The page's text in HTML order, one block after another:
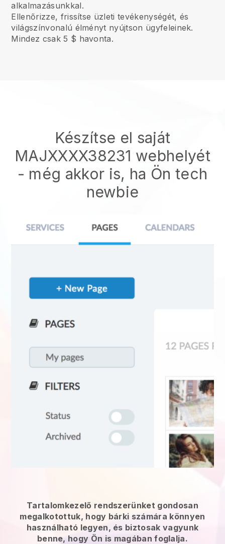
alkalmazásunkkal.
Ellenőrizze, frissítse üzleti tevékenységét, és
világszínvonalú élményt nyújtson ügyfeleinek.
Mindez csak 5 $ havonta.
Készítse el saját
MAJXXXX38231 webhelyét
- még akkor is, ha Ön tech
newbie
Tartalomkezelő rendszerünket gondosan
megalkotottuk, hogy bárki számára könnyen
használható legyen, és biztosak vagyunk
benne, hogy Ön is magában foglalja.